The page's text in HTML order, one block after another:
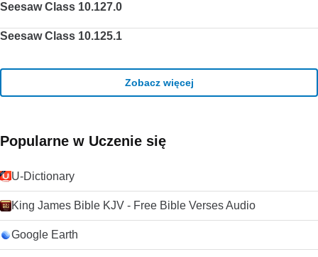
Seesaw Class 10.127.0
Seesaw Class 10.125.1
Zobacz więcej
Popularne w Uczenie się
U-Dictionary
King James Bible KJV - Free Bible Verses Audio
Google Earth